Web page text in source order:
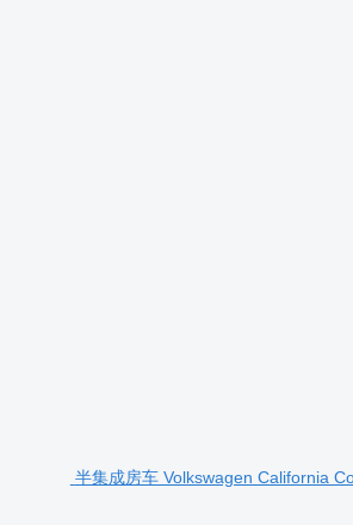
半集成房车 Volkswagen California